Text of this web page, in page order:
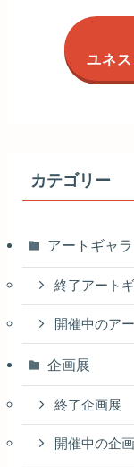
ユネ
カテゴリー
アートギャ
終了アート
開催中のア
企画展
終了企画展
開催中の企